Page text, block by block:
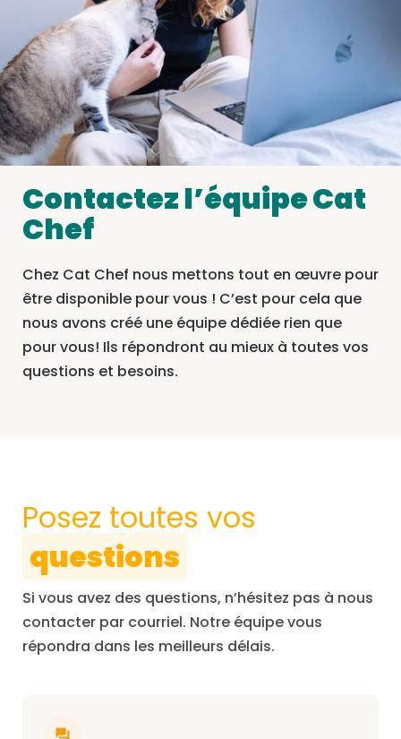
Contactez l’équipe Cat
Chef
Chez Cat Chef nous mettons tout en œuvre pour
être disponible pour vous ! C’est pour cela que
nous avons créé une équipe dédiée rien que
pour vous! Ils répondront au mieux à toutes vos
questions et besoins.
Posez toutes vos
questions
Si vous avez des questions, n’hésitez pas à nous
contacter par courriel. Notre équipe vous
répondra dans les meilleurs délais.